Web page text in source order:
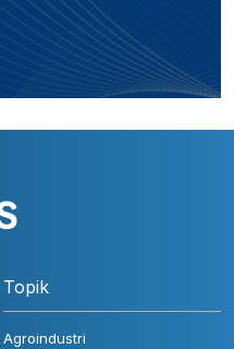
Topik
Agroindustri